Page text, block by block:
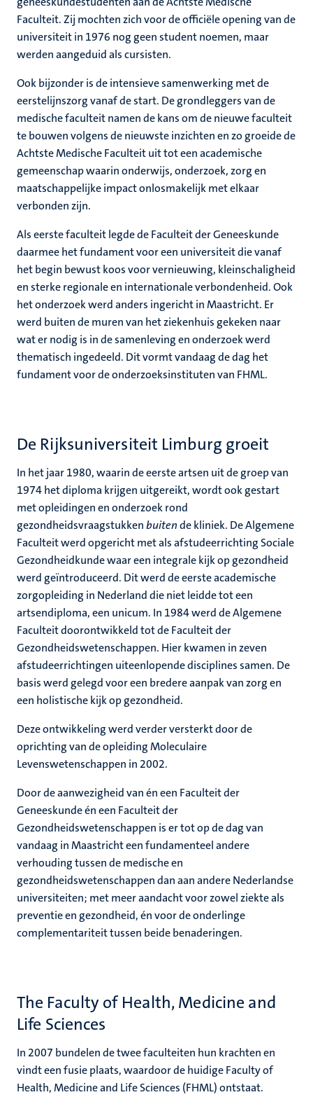
Faculteit. Zij mochten zich voor de officiële opening van de
universiteit in 1976 nog geen student noemen, maar
werden aangeduid als cursisten.
Ook bijzonder is de intensieve samenwerking met de
eerstelijnszorg vanaf de start. De grondleggers van de
medische faculteit namen de kans om de nieuwe faculteit
te bouwen volgens de nieuwste inzichten en zo groeide de
Achtste Medische Faculteit uit tot een academische
gemeenschap waarin onderwijs, onderzoek, zorg en
maatschappelijke impact onlosmakelijk met elkaar
verbonden zijn.
Als eerste faculteit legde de Faculteit der Geneeskunde
daarmee het fundament voor een universiteit die vanaf
het begin bewust koos voor vernieuwing, kleinschaligheid
en sterke regionale en internationale verbondenheid. Ook
het onderzoek werd anders ingericht in Maastricht. Er
werd buiten de muren van het ziekenhuis gekeken naar
wat er nodig is in de samenleving en onderzoek werd
thematisch ingedeeld. Dit vormt vandaag de dag het
fundament voor de onderzoeksinstituten van FHML.
De Rijksuniversiteit Limburg groeit
In het jaar 1980, waarin de eerste artsen uit de groep van
1974 het diploma krijgen uitgereikt, wordt ook gestart
met opleidingen en onderzoek rond
gezondheidsvraagstukkenbuitende kliniek. De Algemene
Faculteit werd opgericht met als afstudeerrichting Sociale
Gezondheidkunde waar een integrale kijk op gezondheid
werd geïntroduceerd. Dit werd de eerste academische
zorgopleiding in Nederland die niet leidde tot een
artsendiploma, een unicum. In 1984 werd de Algemene
Faculteit doorontwikkeld tot de Faculteit der
Gezondheidswetenschappen. Hier kwamen in zeven
afstudeerrichtingen uiteenlopende disciplines samen. De
basis werd gelegd voor een bredere aanpak van zorg en
een holistische kijk op gezondheid.
Deze ontwikkeling werd verder versterkt door de
oprichting van de opleiding Moleculaire
Levenswetenschappen in 2002.
Door de aanwezigheid van én een Faculteit der
Geneeskunde én een Faculteit der
Gezondheidswetenschappen is er tot op de dag van
vandaag in Maastricht een fundamenteel andere
verhouding tussen de medische en
gezondheidswetenschappen dan aan andere Nederlandse
universiteiten; met meer aandacht voor zowel ziekte als
preventie en gezondheid, én voor de onderlinge
complementariteit tussen beide benaderingen.
The Faculty of Health, Medicine and
Life Sciences
In 2007 bundelen de twee faculteiten hun krachten en
vindt een fusie plaats, waardoor de huidige Faculty of
Health, Medicine and Life Sciences (FHML) ontstaat.